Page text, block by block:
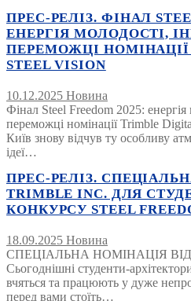
ПРЕС-РЕЛІЗ. ФІНАЛ
ЕНЕРГІЯ МОЛОДОСТІ,
ПЕРЕМОЖЦІ НОМІНАЦІЇ
STEEL VISION
10.12.2025 Новина
Фінал Steel Freedom 2025: енергія
переможці номінації Trimble
Київ знову відчув ту особливу
ідеї…
ПРЕС-РЕЛІЗ.
TRIMBLE INC. ДЛЯ
КОНКУРСУ STEEL
18.09.2025 Новина
СПЕЦІАЛЬНА НОМІНАЦІЯ ВІД
Сьогоднішні студенти-
вчяться та працюють у дуже
перед вами стоїть…